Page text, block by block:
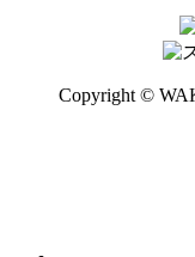
Copyright ©